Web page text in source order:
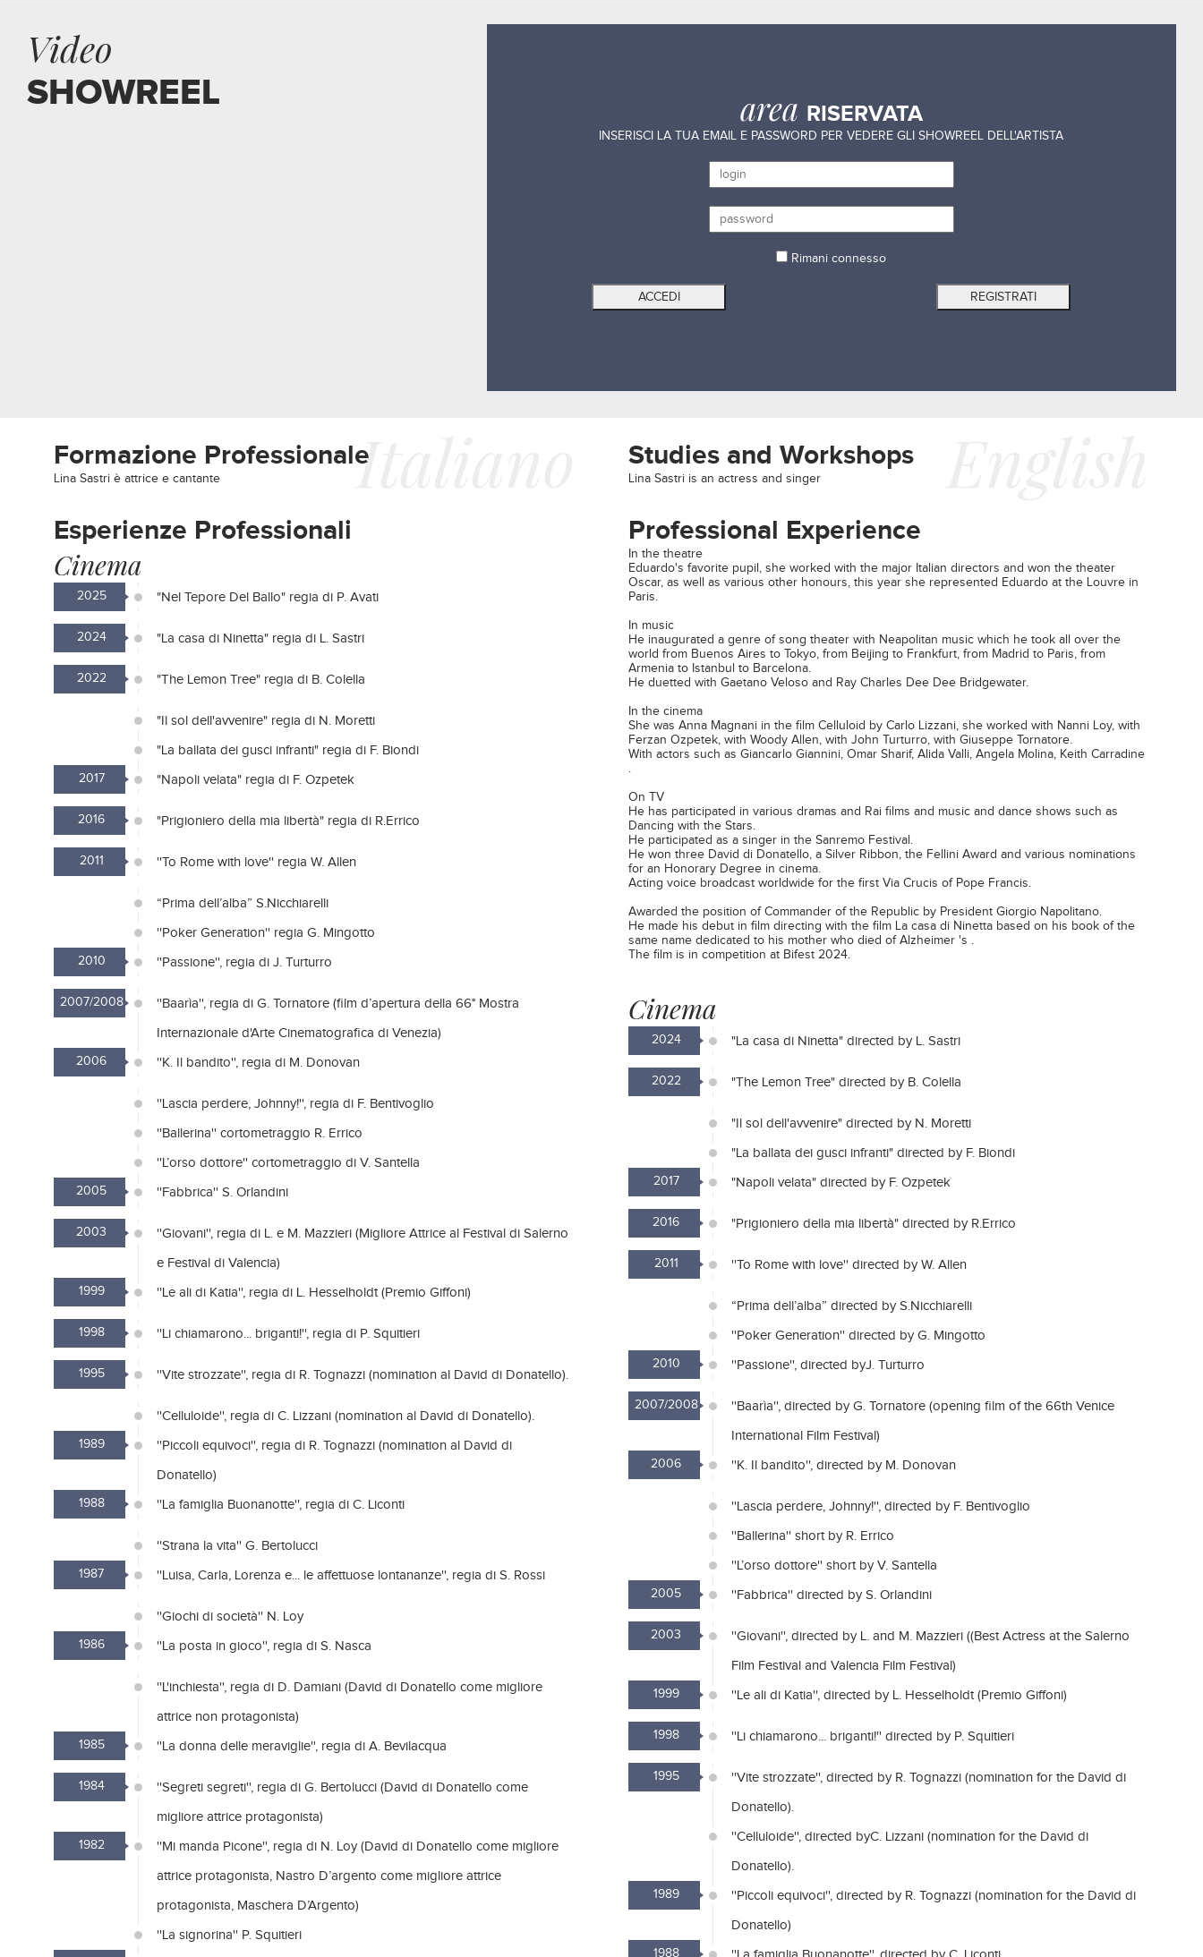
Video
SHOWREEL area RISERVATA
INSERISCI LA TUA EMAIL E PASSWORD PER VEDERE GLI SHOWREEL DELL'ARTISTA
Rimani connesso
Italiano
Formazione Professionale
Lina Sastri è attrice e cantante
Esperienze Professionali
Cinema
2025 "Nel Tepore Del Ballo" regia di P. Avati
2024 "La casa di Ninetta" regia di L. Sastri
2022 "The Lemon Tree" regia di B. Colella
"Il sol dell'avvenire" regia di N. Moretti
"La ballata dei gusci infranti" regia di F. Biondi
2017 "Napoli velata" regia di F. Ozpetek
2016 "Prigioniero della mia libertà" regia di R.Errico
2011 ''To Rome with love'' regia W. Allen
“Prima dell’alba” S.Nicchiarelli
''Poker Generation'' regia G. Mingotto
2010 ''Passione'', regia di J. Turturro
2007/2008
''Baarìa'', regia di G. Tornatore (film d’apertura della 66° Mostra
Internazionale d'Arte Cinematografica di Venezia)
2006 ''K. Il bandito'', regia di M. Donovan
''Lascia perdere, Johnny!'', regia di F. Bentivoglio
''Ballerina'' cortometraggio R. Errico
''L’orso dottore'' cortometraggio di V. Santella
2005 ''Fabbrica'' S. Orlandini
2003
''Giovani'', regia di L. e M. Mazzieri (Migliore Attrice al Festival di Salerno
e Festival di Valencia)
1999 ''Le ali di Katia'', regia di L. Hesselholdt (Premio Giffoni)
1998 ''Li chiamarono... briganti!'', regia di P. Squitieri
1995 ''Vite strozzate'', regia di R. Tognazzi (nomination al David di Donatello).
''Celluloide'', regia di C. Lizzani (nomination al David di Donatello).
1989
''Piccoli equivoci'', regia di R. Tognazzi (nomination al David di
Donatello)
1988 ''La famiglia Buonanotte'', regia di C. Liconti
''Strana la vita'' G. Bertolucci
1987 ''Luisa, Carla, Lorenza e... le affettuose lontananze'', regia di S. Rossi
''Giochi di società'' N. Loy
1986 ''La posta in gioco'', regia di S. Nasca
''L'inchiesta'', regia di D. Damiani (David di Donatello come migliore
attrice non protagonista)
1985 ''La donna delle meraviglie'', regia di A. Bevilacqua
1984
''Segreti segreti'', regia di G. Bertolucci (David di Donatello come
migliore attrice protagonista)
1982
''Mi manda Picone'', regia di N. Loy (David di Donatello come migliore
attrice protagonista, Nastro D’argento come migliore attrice
protagonista, Maschera D’Argento)
''La signorina'' P. Squitieri
Studies and Workshops
Lina Sastri is an actress and singer
Professional Experience
In the theatre
Eduardo's favorite pupil, she worked with the major Italian directors and won the theater
Oscar, as well as various other honours, this year she represented Eduardo at the Louvre in
Paris.
In music
He inaugurated a genre of song theater with Neapolitan music which he took all over the
world from Buenos Aires to Tokyo, from Beijing to Frankfurt, from Madrid to Paris, from
Armenia to Istanbul to Barcelona.
He duetted with Gaetano Veloso and Ray Charles Dee Dee Bridgewater.
In the cinema
She was Anna Magnani in the film Celluloid by Carlo Lizzani, she worked with Nanni Loy, with
Ferzan Ozpetek, with Woody Allen, with John Turturro, with Giuseppe Tornatore.
With actors such as Giancarlo Giannini, Omar Sharif, Alida Valli, Angela Molina, Keith Carradine
.
On TV
He has participated in various dramas and Rai films and music and dance shows such as
Dancing with the Stars.
He participated as a singer in the Sanremo Festival.
He won three David di Donatello, a Silver Ribbon, the Fellini Award and various nominations
for an Honorary Degree in cinema.
Acting voice broadcast worldwide for the first Via Crucis of Pope Francis.
Awarded the position of Commander of the Republic by President Giorgio Napolitano.
He made his debut in film directing with the film La casa di Ninetta based on his book of the
same name dedicated to his mother who died of Alzheimer 's .
The film is in competition at Bifest 2024.
Cinema
2024 "La casa di Ninetta" directed by L. Sastri
2022 "The Lemon Tree" directed by B. Colella
"Il sol dell'avvenire" directed by N. Moretti
"La ballata dei gusci infranti" directed by F. Biondi
2017 "Napoli velata" directed by F. Ozpetek
2016 "Prigioniero della mia libertà" directed by R.Errico
2011 ''To Rome with love'' directed by W. Allen
“Prima dell’alba” directed by S.Nicchiarelli
''Poker Generation'' directed by G. Mingotto
2010 ''Passione'', directed byJ. Turturro
2007/2008
''Baarìa'', directed by G. Tornatore (opening film of the 66th Venice
International Film Festival)
2006 ''K. Il bandito'', directed by M. Donovan
''Lascia perdere, Johnny!'', directed by F. Bentivoglio
''Ballerina'' short by R. Errico
''L’orso dottore'' short by V. Santella
2005 ''Fabbrica'' directed by S. Orlandini
2003
''Giovani'', directed by L. and M. Mazzieri ((Best Actress at the Salerno
Film Festival and Valencia Film Festival)
1999 ''Le ali di Katia'', directed by L. Hesselholdt (Premio Giffoni)
1998 ''Li chiamarono... briganti!'' directed by P. Squitieri
1995
''Vite strozzate'', directed by R. Tognazzi (nomination for the David di
Donatello).
''Celluloide'', directed byC. Lizzani (nomination for the David di
Donatello).
1989
''Piccoli equivoci'', directed by R. Tognazzi (nomination for the David di
Donatello)
1988